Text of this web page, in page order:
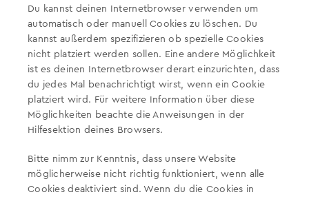
Du kannst deinen Internetbrowser verwenden um
automatisch oder manuell Cookies zu löschen. Du
kannst außerdem spezifizieren ob spezielle Cookies
nicht platziert werden sollen. Eine andere Möglichkeit
ist es deinen Internetbrowser derart einzurichten, dass
du jedes Mal benachrichtigt wirst, wenn ein Cookie
platziert wird. Für weitere Information über diese
Möglichkeiten beachte die Anweisungen in der
Hilfesektion deines Browsers.
Bitte nimm zur Kenntnis, dass unsere Website
möglicherweise nicht richtig funktioniert, wenn alle
Cookies deaktiviert sind. Wenn du die Cookies in